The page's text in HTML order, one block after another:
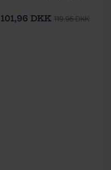
101,96 DKK 119,95 DKK